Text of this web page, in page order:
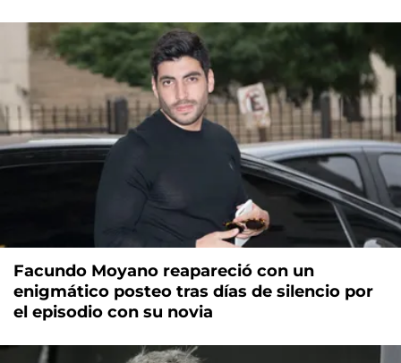
Facundo Moyano reapareció con un
enigmático posteo tras días de silencio por
el episodio con su novia